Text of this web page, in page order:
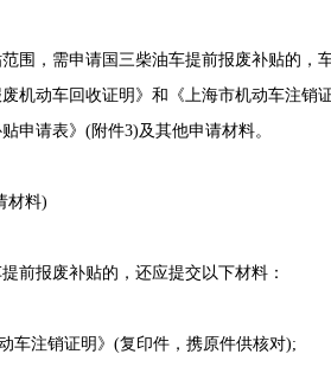
，需申请国三柴油车提前报废补贴的，
机动车回收证明》和《上海市机动车注销
申请表》(附件3)及其他申请材料。
料)
报废补贴的，还应提交以下材料：
注销证明》(复印件，携原件供核对);